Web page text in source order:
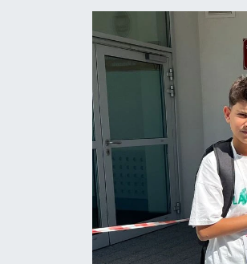
ÖZEL HABER
RESMİ REKLAM